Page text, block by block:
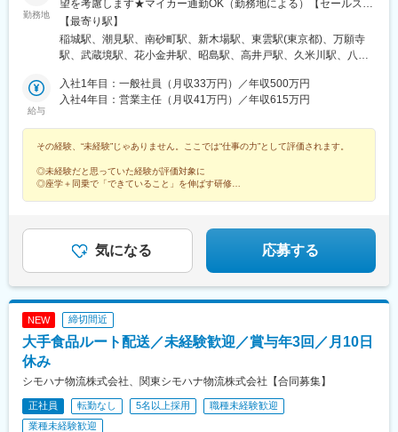
勤務地
望を考慮します★マイカー通勤OK（勤務地による）【セールスド
ライバー】【ルート（輸送）ドライバー】■関東エリア東京、埼
玉、神奈川、栃木、群馬、千葉、茨城■東海エリア愛知、三重、岐
阜、静岡■甲信越エリア新潟、長野、山梨■北陸エリア石川、福
国・四国エリア香川、愛媛、高知、徳島、広島、島根、岡山、山
口、鳥取■九州エリア福岡、長崎、大分、佐賀、熊本、鹿児島、沖
秋田、青森
【最寄り駅】
稲城駅、潮見駅、南砂町駅、新木場駅、東雲駅(東京都)、万願寺
駅、武蔵境駅、花小金井駅、昭島駅、高井戸駅、久米川駅、八王
駅、永田駅(埼玉県)、鳩ケ谷駅、鳥浜駅、高座渋谷駅、踊場駅、新
羽駅、羽沢横浜国大駅、中野島駅、武蔵新城駅、相模大野駅、秦
駅、細谷駅(群馬県)、松飛台駅、成田空港駅(鉄道)、スポーツセン
ター駅、千葉みなと駅、誉田駅、神立駅、みどりの駅、南栗橋
駅、赤塚駅、下館駅、延方駅、常陸鴻巣駅、日立駅、佐古木駅、
三河安城駅、萩原駅(愛知県)、北岡崎駅、石仏駅、田県神社前駅、
駅、三河一宮駅、竹村駅、港区役所駅、新守山駅、尾張星の宮
駅、本郷駅(愛知県)、佐那具駅、朝熊駅、亀山駅(三重県)、霞ケ浦
めり駅、藤枝駅、静岡駅、草薙駅(東海道本線)、袋井駅、西焼津
駅、上島駅、須津駅、南吉田駅、糸魚川駅、春日山駅、小針駅、
中条駅、宮内駅(新潟県)、魚沼丘陵駅、茨目駅、伊那北駅、広丘
永駅、春日居町駅、東桂駅、動橋駅、三ツ屋駅、笠師保駅、松任
良宜駅、ＪＲ総持寺駅、豊川駅(大阪府)、羽倉崎駅、松ノ浜駅、藤
井寺駅、喜志駅、長尾駅(大阪府)、箕面萱野駅、光明池駅、武庫川
給与
入社1年目：一般社員（月収33万円）／年収500万円
入社4年目：営業主任（月収41万円）／年収615万円
その経験、“未経験”じゃありません。ここでは“仕事の力”として評価されます。
◎未経験だと思っていた経験が評価対象に
◎座学＋同乗で「できていること」を伸ばす研修
気になる 応募する
NEW 締切間近
大手食品ルート配送／未経験歓迎／賞与年3回／月10日
休み
シモハナ物流株式会社、関東シモハナ物流株式会社【合同募集】
正社員 転勤なし 5名以上採用
職種未経験歓迎
業種未経験歓迎